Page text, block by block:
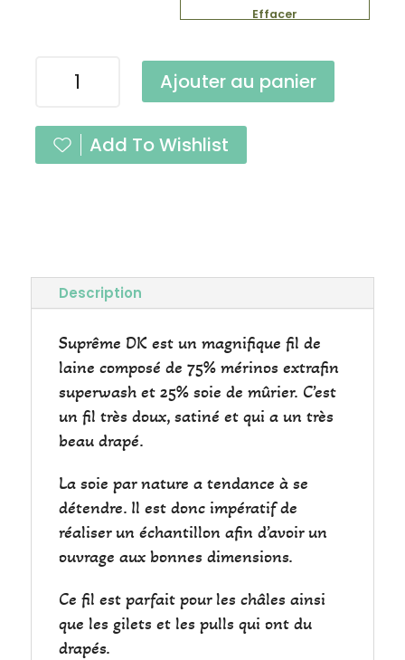
Effacer
Grand
Bleu
Ajouter au panier
Add To Wishlist
Description
Suprême DK est un magnifique fil de
laine composé de 75% mérinos extrafin
superwash et 25% soie de mûrier. C’est
un fil très doux, satiné et qui a un très
beau drapé.
La soie par nature a tendance à se
détendre. Il est donc impératif de
réaliser un échantillon afin d’avoir un
ouvrage aux bonnes dimensions.
Ce fil est parfait pour les châles ainsi
que les gilets et les pulls qui ont du
drapés.